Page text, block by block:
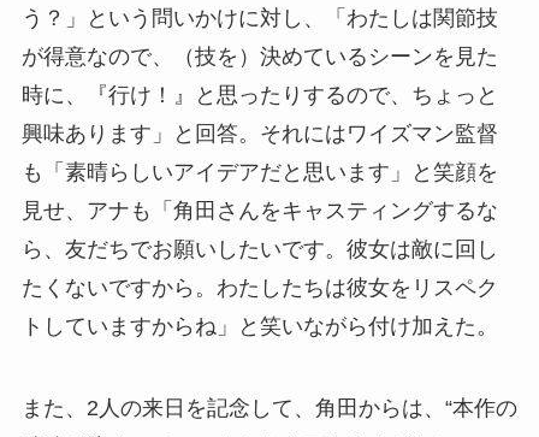
う？」という問いかけに対し、「わたしは関節技
が得意なので、（技を）決めているシーンを見た
時に、『行け！』と思ったりするので、ちょっと
興味あります」と回答。それにはワイズマン監督
も「素晴らしいアイデアだと思います」と笑顔を
見せ、アナも「角田さんをキャスティングするな
ら、友だちでお願いしたいです。彼女は敵に回し
たくないですから。わたしたちは彼女をリスペク
トしていますからね」と笑いながら付け加えた。
また、2人の来日を記念して、角田からは、“本作の